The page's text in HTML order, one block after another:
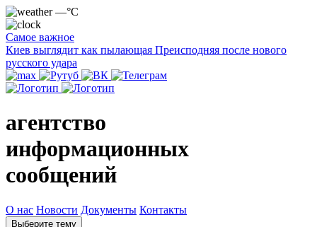
—°C
Самое важное
Киев выглядит как пылающая Преисподняя после нового
русского удара
агентство
информационных
сообщений
О нас Новости Документы Контакты
Выберите тему